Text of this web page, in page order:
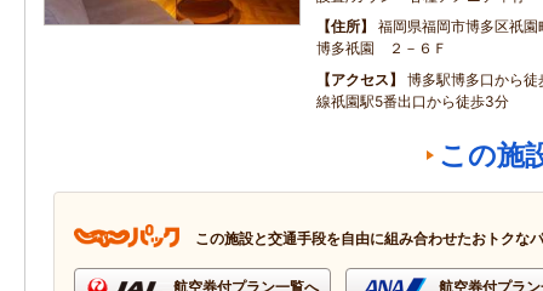
住所
福岡県福岡市博多区祇
博多祇園 ２－６Ｆ
アクセス
博多駅博多口から
線祇園駅5番出口から徒歩3分
この施
この施設と交通手段を自由に組み合わせたおトクな
航空券付プラン一覧へ 航空券付プラ